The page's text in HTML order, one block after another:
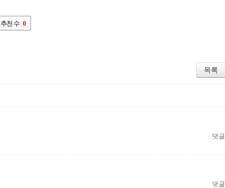
추천 수 0
목록
댓글
댓글